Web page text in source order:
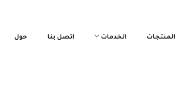
المنتجات الخدمات اتصل بنا حول